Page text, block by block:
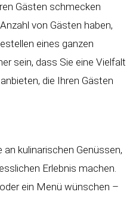
Gästen schmecken
von Gästen haben,
eines ganzen
sein, dass Sie eine Vielfalt
die Ihren Gästen
kulinarischen Genüssen,
Erlebnis machen.
ein Menü wünschen –